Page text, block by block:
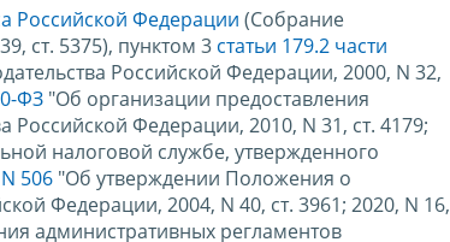
Российской Федерации (Собрание
ст. 5375), пунктом 3 статьи 179.2 части
Российской Федерации, 2000, N 32,
ФЗ "Об организации предоставления
Российской Федерации, 2010, N 31, ст. 4179;
налоговой службе, утвержденного
506 "Об утверждении Положения о
Федерации, 2004, N 40, ст. 3961; 2020, N 16,
административных регламентов